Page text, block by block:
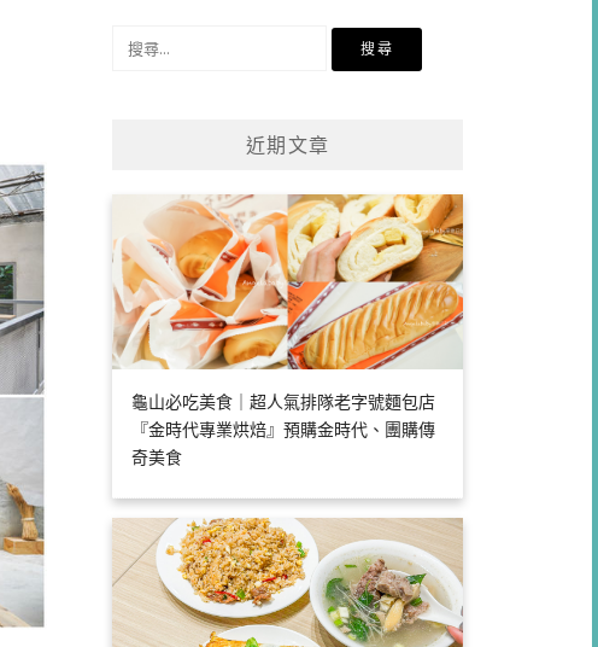
近期文章
龜山必吃美食｜超人氣排隊老字號麵包店
『金時代專業烘焙』預購金時代、團購傳
奇美食